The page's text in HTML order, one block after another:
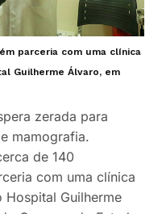
parceria com uma clínica
Guilherme Álvaro, em
zerada para
mamografia.
de 140
com uma clínica
Guilherme